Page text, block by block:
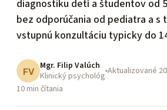
diagnostiku detí a študentov od
bez odporúčania od pediatra a s
vstupnú konzultáciu typicky do
FV
Mgr. Filip Valúch
Klinický psychológ Aktualizované
10 min čítania